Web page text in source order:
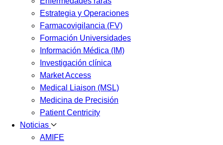
Estrategia y Operaciones
Farmacovigilancia (FV)
Formación Universidades
Información Médica (IM)
Investigación clínica
Market Access
Medical Liaison (MSL)
Medicina de Precisión
Patient Centricity
Noticias
AMIFE